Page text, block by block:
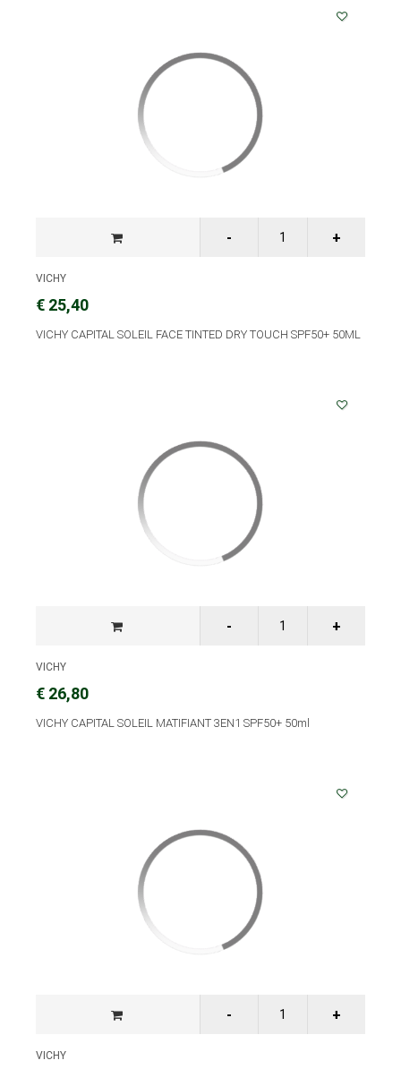
VICHY
€ 25,40
VICHY CAPITAL SOLEIL FACE TINTED DRY TOUCH SPF50+ 50ML
VICHY
€ 26,80
VICHY CAPITAL SOLEIL MATIFIANT 3EN1 SPF50+ 50ml
VICHY